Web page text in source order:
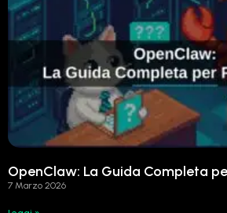
OpenClaw: La Guida Completa
7 Marzo 2026